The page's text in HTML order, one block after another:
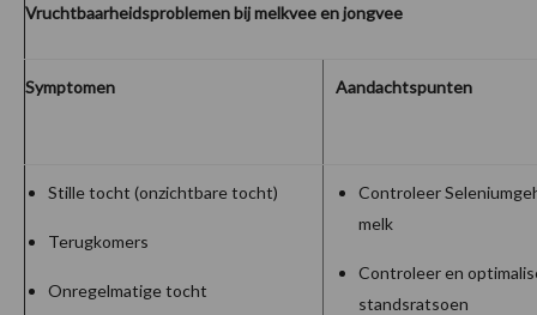
Vruchtbaarheidsproblemen bij melkvee en jongvee
Symptomen Aandachtspunten
Stille tocht (onzichtbare tocht)
Terugkomers
Onregelmatige tocht
Controleer
melk
Controleer en
standsratsoen